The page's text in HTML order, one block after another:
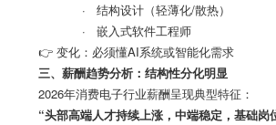
· 结构设计（轻薄化/散热）
· 嵌入式软件工程师
👉 变化：必须懂AI系统或智能化需求
三、薪酬趋势分析：结构性分化明显
2026年消费电子行业薪酬呈现典型特征：
“头部高端人才持续上涨，中端稳定，基础岗